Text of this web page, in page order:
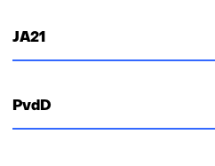
JA21
PvdD